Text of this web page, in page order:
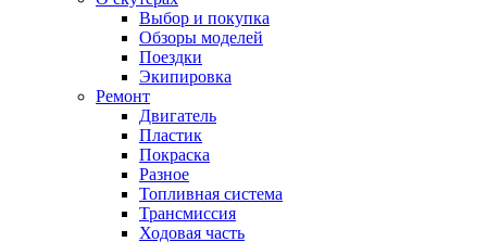
Выбор и покупка
Обзоры моделей
Поездки
Экипировка
Ремонт
Двигатель
Пластик
Покраска
Разное
Топливная система
Трансмиссия
Ходовая часть